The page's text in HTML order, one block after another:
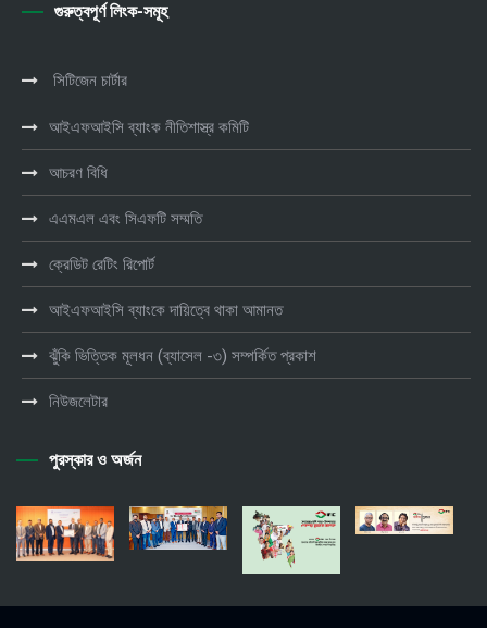
গুরুত্বপূর্ণ লিংক-সমূহ
সিটিজেন চার্টার
আইএফআইসি ব্যাংক নীতিশাস্ত্র কমিটি
আচরণ বিধি
এএমএল এবং সিএফটি সম্মতি
ক্রেডিট রেটিং রিপোর্ট
আইএফআইসি ব্যাংকে দায়িত্বে থাকা আমানত
ঝুঁকি ভিত্তিক মূলধন (ব্যাসেল -৩) সম্পর্কিত প্রকাশ
নিউজলেটার
পুরস্কার ও অর্জন